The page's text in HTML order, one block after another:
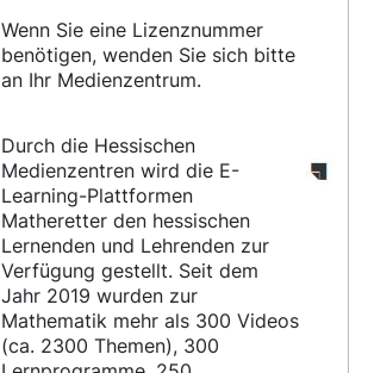
Wenn Sie eine Lizenznummer
benötigen, wenden Sie sich bitte
an Ihr Medienzentrum.
Durch die Hessischen
Medienzentren wird die E-
Learning-Plattformen
Matheretter den hessischen
Lernenden und Lehrenden zur
Verfügung gestellt. Seit dem
Jahr 2019 wurden zur
Mathematik mehr als 300 Videos
(ca. 2300 Themen), 300